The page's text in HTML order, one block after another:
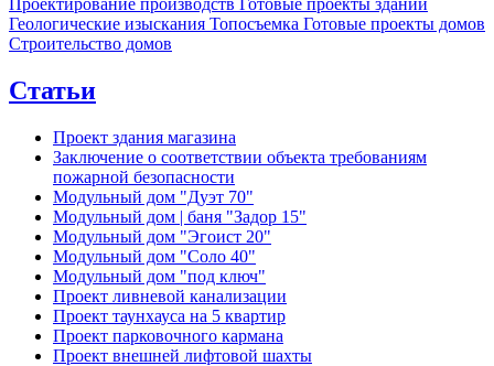
Проектирование производств Готовые проекты зданий
Геологические изыскания Топосъемка Готовые проекты домов
Строительство домов
Статьи
Проект здания магазина
Заключение о соответствии объекта требованиям
пожарной безопасности
Модульный дом "Дуэт 70"
Модульный дом | баня "Задор 15"
Модульный дом "Эгоист 20"
Модульный дом "Соло 40"
Модульный дом "под ключ"
Проект ливневой канализации
Проект таунхауса на 5 квартир
Проект парковочного кармана
Проект внешней лифтовой шахты